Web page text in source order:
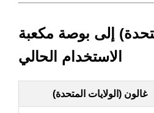
إلى بوصة مكعبة
الاستخدام الحالي
غالون (الولايات المتحدة)